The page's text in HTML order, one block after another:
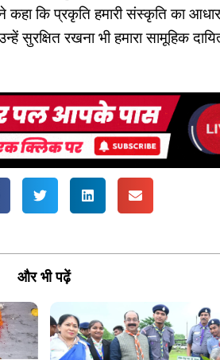
कि प्रकृति हमारी संस्कृति का
रखना भी हमारा सामूहिक
और भी पढ़ें